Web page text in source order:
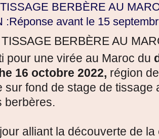
BERBÈRE AU
:Réponse avant le 15
BERBÈRE AU
pour une virée au Maroc du
16 octobre 2022, région de
sur fond de stage de tissage
berbères.
alliant la découverte de la